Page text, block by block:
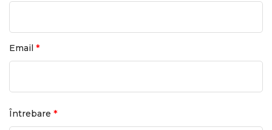
Email *
Întrebare *